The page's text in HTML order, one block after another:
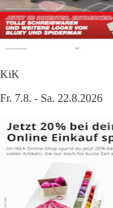
KiK
Fr. 7.8. - Sa. 22.8.2026